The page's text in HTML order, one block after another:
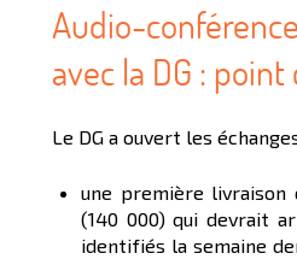
Audio-
avec la DG :
Le DG a ouvert les
une première livraison
(140 000) qui devrait
identifiés la semaine